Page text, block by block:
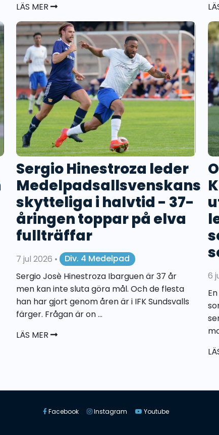
LÄS MER
Sergio Hinestroza leder
Medelpadsallsvenskans
skytteliga i halvtid - 37-
åringen toppar på elva
fullträffar
7 jul 2026 •
Div. 4 Medelpad
Sergio Josè Hinestroza Ibarguen är 37 år
men kan inte sluta göra mål. Och de flesta
han har gjort genom åren är i IFK Sundsvalls
färger. Frågan är on ...
LÄS MER
6
Facebook Instagram Youtube